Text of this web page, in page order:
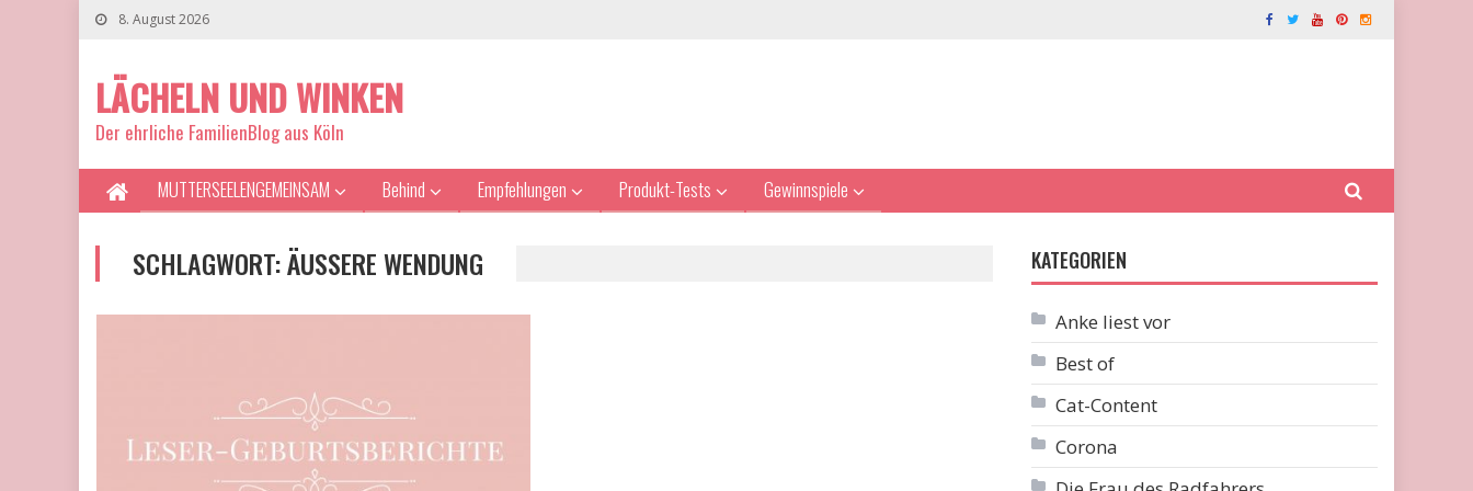
8. August 2026
LÄCHELN UND WINKEN
Der ehrliche FamilienBlog aus Köln
MUTTERSEELENGEMEINSAM Behind Empfehlungen Produkt-Tests Gewinnspiele
SCHLAGWORT:ÄUSSERE WENDUNG KATEGORIEN
Anke liest vor
Best of
Cat-Content
Corona